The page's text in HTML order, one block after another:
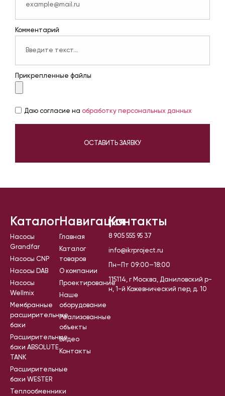
Комментарий
Прикрепленные файлы
Даю согласие на обработку персональных данных
ОСТАВИТЬ ЗАЯВКУ
Каталог
Насосы
Grandfar
Насосы CNP
Насосы DAB
Насосы
Wellmix
Мембранные
расширительные
баки
Расширительные
баки ABSOLUTE
TANK
Расширительные
баки WESTER
Теплообменники
Навигация
Главная
Каталог
товаров
О компании
Проектирование
Наше
оборудование
Реализованные
объекты
Видео
Контакты
Контакты
8 905 555 95 37
info@ikrproject.ru
Пн–Пт 09:00–18:00
115114, г Москва, Даниловский р-
н, 1-й Кожевнический пер, д. 10